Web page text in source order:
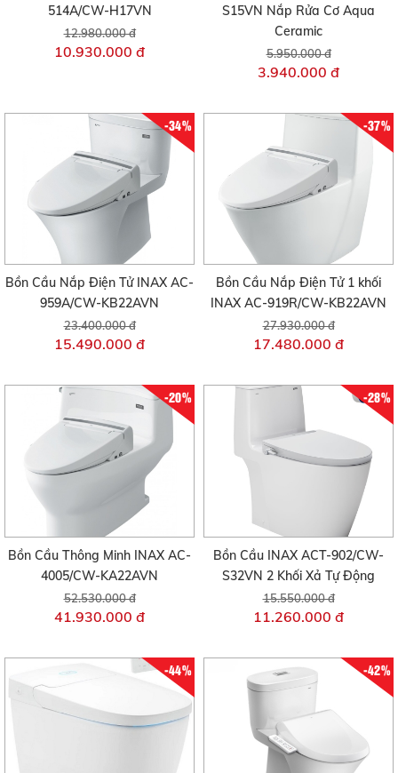
514A/CW-H17VN
12.980.000 đ
10.930.000 đ
S15VN Nắp Rửa Cơ Aqua
Ceramic
5.950.000 đ
3.940.000 đ
-34%
Bồn Cầu Nắp Điện Tử INAX AC-
959A/CW-KB22AVN
23.400.000 đ
15.490.000 đ
-37%
Bồn Cầu Nắp Điện Tử 1 khối
INAX AC-919R/CW-KB22AVN
27.930.000 đ
17.480.000 đ
-20%
Bồn Cầu Thông Minh INAX AC-
4005/CW-KA22AVN
52.530.000 đ
41.930.000 đ
-28%
Bồn Cầu INAX ACT-902/CW-
S32VN 2 Khối Xả Tự Động
15.550.000 đ
11.260.000 đ
-44% -42%